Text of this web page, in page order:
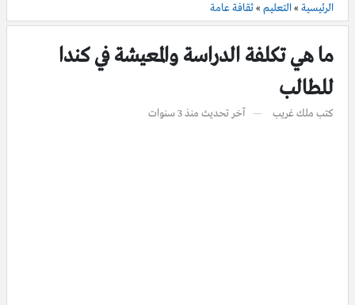
الرئيسية »التعليم »ثقافة عامة
ما هي تكلفة الدراسة والمعيشة في كندا
للطالب
كتب ملك غريب آخر تحديث منذ 3 سنوات